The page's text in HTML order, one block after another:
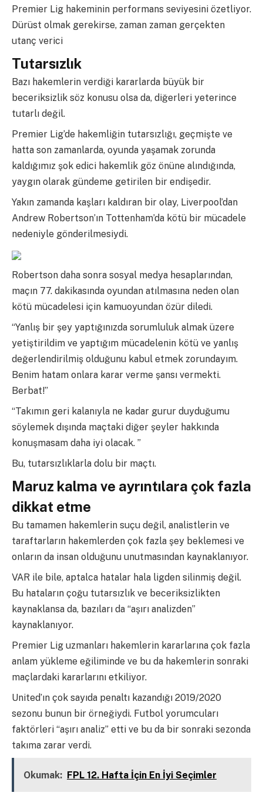
Premier Lig hakeminin performans seviyesini özetliyor.
Dürüst olmak gerekirse, zaman zaman gerçekten
utanç verici
Tutarsızlık
Bazı hakemlerin verdiği kararlarda büyük bir
beceriksizlik söz konusu olsa da, diğerleri yeterince
tutarlı değil.
Premier Lig’de hakemliğin tutarsızlığı, geçmişte ve
hatta son zamanlarda, oyunda yaşamak zorunda
kaldığımız şok edici hakemlik göz önüne alındığında,
yaygın olarak gündeme getirilen bir endişedir.
Yakın zamanda kaşları kaldıran bir olay, Liverpool’dan
Andrew Robertson’ın Tottenham’da kötü bir mücadele
nedeniyle gönderilmesiydi.
Robertson daha sonra sosyal medya hesaplarından,
maçın 77. dakikasında oyundan atılmasına neden olan
kötü mücadelesi için kamuoyundan özür diledi.
“Yanlış bir şey yaptığınızda sorumluluk almak üzere
yetiştirildim ve yaptığım mücadelenin kötü ve yanlış
değerlendirilmiş olduğunu kabul etmek zorundayım.
Benim hatam onlara karar verme şansı vermekti.
Berbat!”
“Takımın geri kalanıyla ne kadar gurur duyduğumu
söylemek dışında maçtaki diğer şeyler hakkında
konuşmasam daha iyi olacak. ”
Bu, tutarsızlıklarla dolu bir maçtı.
Maruz kalma ve ayrıntılara çok fazla
dikkat etme
Bu tamamen hakemlerin suçu değil, analistlerin ve
taraftarların hakemlerden çok fazla şey beklemesi ve
onların da insan olduğunu unutmasından kaynaklanıyor.
VAR ile bile, aptalca hatalar hala ligden silinmiş değil.
Bu hataların çoğu tutarsızlık ve beceriksizlikten
kaynaklansa da, bazıları da “aşırı analizden”
kaynaklanıyor.
Premier Lig uzmanları hakemlerin kararlarına çok fazla
anlam yükleme eğiliminde ve bu da hakemlerin sonraki
maçlardaki kararlarını etkiliyor.
United’ın çok sayıda penaltı kazandığı 2019/2020
sezonu bunun bir örneğiydi. Futbol yorumcuları
faktörleri “aşırı analiz” etti ve bu da bir sonraki sezonda
takıma zarar verdi.
Okumak: FPL 12. Hafta İçin En İyi Seçimler